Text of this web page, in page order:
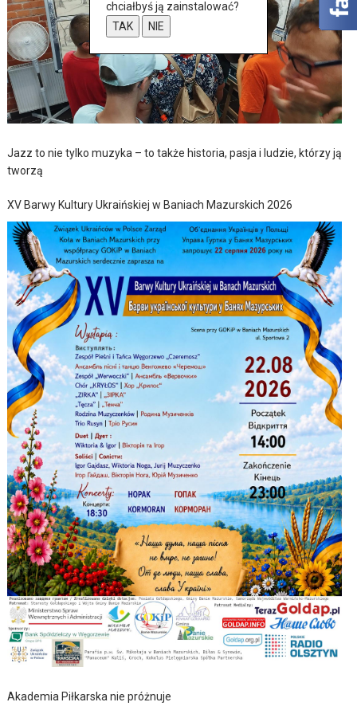
Jazz to nie tylko muzyka – to także historia, pasja i ludzie, którzy ją
tworzą
XV Barwy Kultury Ukraińskiej w Baniach Mazurskich 2026
Akademia Piłkarska nie próżnuje
chciałbyś ją zainstalować?
TAK
NIE